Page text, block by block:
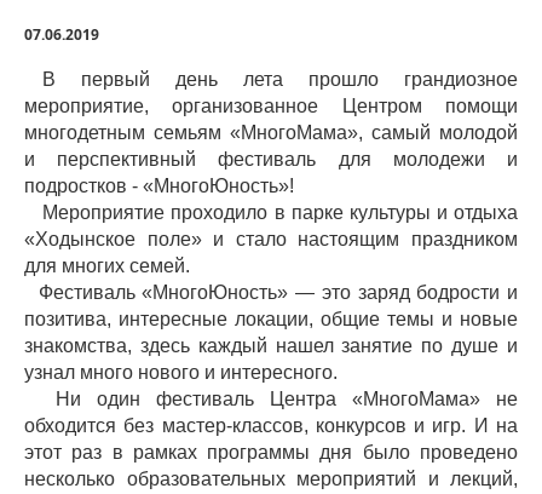
07.06.2019
В первый день лета прошло грандиозное
мероприятие, организованное Центром помощи
многодетным семьям «МногоМама», самый молодой
и перспективный фестиваль для молодежи и
подростков - «МногоЮность»!
Мероприятие проходило в парке культуры и отдыха
«Ходынское поле» и стало настоящим праздником
для многих семей.
Фестиваль «МногоЮность» — это заряд бодрости и
позитива, интересные локации, общие темы и новые
знакомства, здесь каждый нашел занятие по душе и
узнал много нового и интересного.
Ни один фестиваль Центра «МногоМама» не
обходится без мастер-классов, конкурсов и игр. И на
этот раз в рамках программы дня было проведено
несколько образовательных мероприятий и лекций,